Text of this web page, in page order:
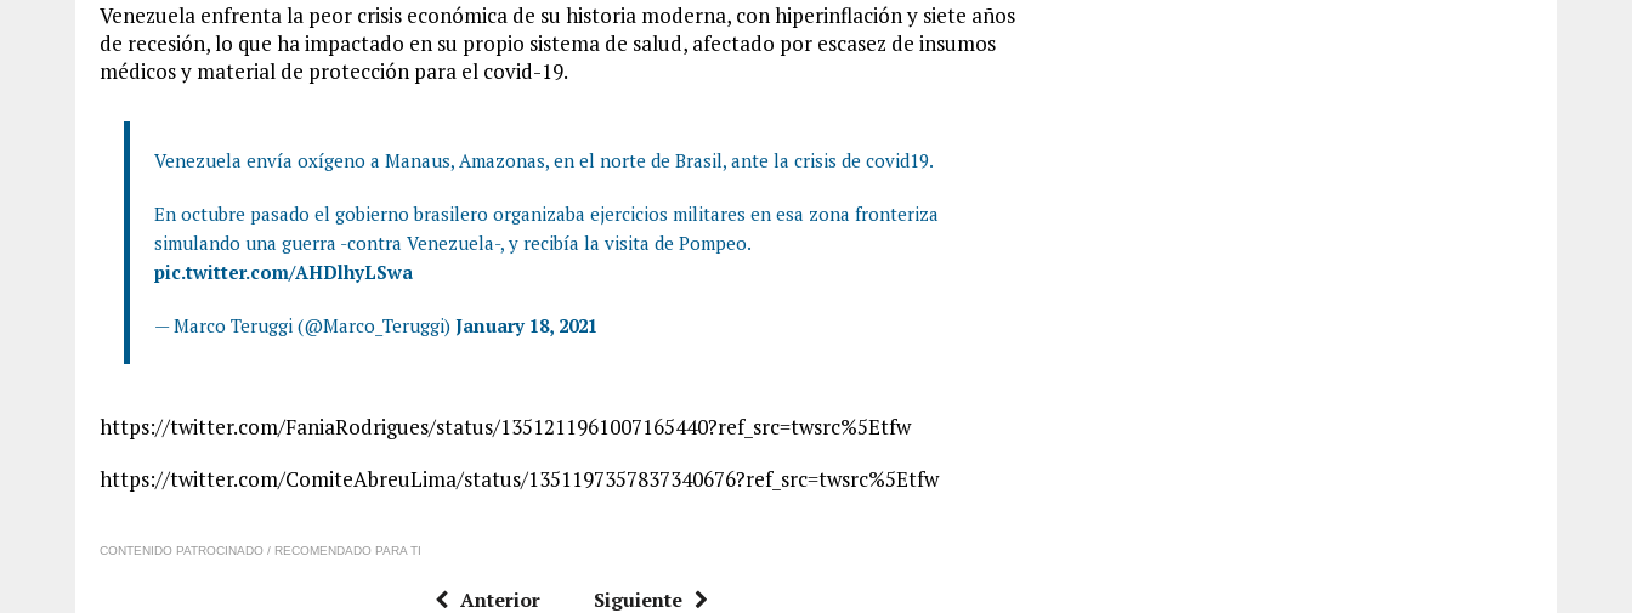
Venezuela enfrenta la peor crisis económica de su historia moderna, con hiperinflación y siete años
de recesión, lo que ha impactado en su propio sistema de salud, afectado por escasez de insumos
médicos y material de protección para el covid-19.
Venezuela envía oxígeno a Manaus, Amazonas, en el norte de Brasil, ante la crisis de covid19.
En octubre pasado el gobierno brasilero organizaba ejercicios militares en esa zona fronteriza
simulando una guerra -contra Venezuela-, y recibía la visita de Pompeo.
pic.twitter.com/AHDlhyLSwa
— Marco Teruggi (@Marco_Teruggi) January 18, 2021
https://twitter.com/FaniaRodrigues/status/1351211961007165440?ref_src=twsrc%5Etfw
https://twitter.com/ComiteAbreuLima/status/1351197357837340676?ref_src=twsrc%5Etfw
CONTENIDO PATROCINADO / RECOMENDADO PARA TI
Anterior Siguiente